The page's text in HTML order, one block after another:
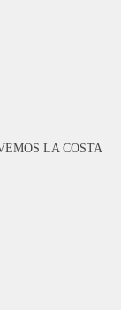
LA COSTA